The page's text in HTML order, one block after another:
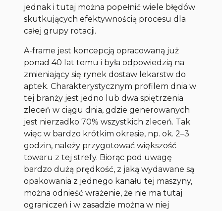
jednak i tutaj można popełnić wiele błędów
skutkujących efektywnością procesu dla
całej grupy rotacji.
A-frame jest koncepcją opracowaną już
ponad 40 lat temu i była odpowiedzią na
zmieniający się rynek dostaw lekarstw do
aptek. Charakterystycznym profilem dnia w
tej branży jest jedno lub dwa spiętrzenia
zleceń w ciągu dnia, gdzie generowanych
jest nierzadko 70% wszystkich zleceń. Tak
więc w bardzo krótkim okresie, np. ok. 2–3
godzin, należy przygotować większość
towaru z tej strefy. Biorąc pod uwagę
bardzo dużą prędkość, z jaką wydawane są
opakowania z jednego kanału tej maszyny,
można odnieść wrażenie, że nie ma tutaj
ograniczeń i w zasadzie można w niej